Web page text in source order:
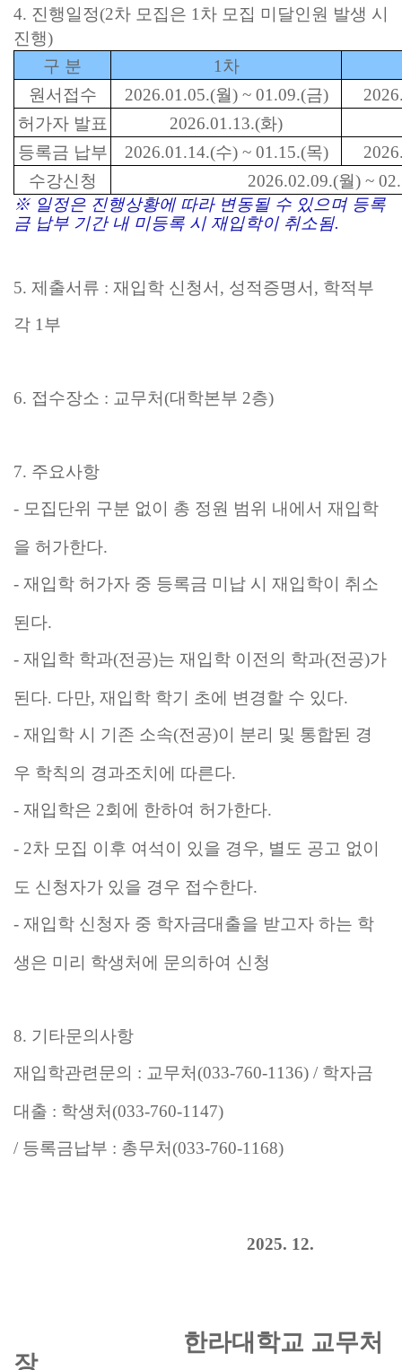
4. 진행일정(2차 모집은 1 차 모집 미달인원 발생 시
진행)
구 분
1 차
원서접수
2026.01.05.(월) ~ 01.09.(금)
허가자 발표
2026.01.13.(화)
등록금 납부
2026.01.14.(수) ~ 01.15.(목)
수강신청
2026.02.09.(월) ~
※ 일정은 진행상황에 따라 변동될 수 있으며 등록
금 납부 기간 내 미등록 시 재입학이 취소됨.
5. 제출서류 : 재입학 신청서 , 성적증명서 , 학적부
각 1 부
6. 접수장소 : 교무처(대학본부 2층)
7. 주요사항
- 모집단위 구분 없이 총 정원 범위 내에서 재입학
을 허가한다.
- 재입학 허가자 중 등록금 미납 시 재입학이 취소
된다.
- 재입학 학과(전공)는 재입학 이전의 학과(전공)가
된다. 다만, 재입학 학기 초에 변경할 수 있다.
- 재입학 시 기존 소속(전공)이 분리 및 통합된 경
우 학칙의 경과조치에 따른다.
- 재입학은 2회에 한하여 허가한다.
- 2차 모집 이후 여석이 있을 경우, 별도 공고 없이
도 신청자가 있을 경우 접수한다.
- 재입학 신청자 중 학자금대출을 받고자 하는 학
생은 미리 학생처에 문의하여 신청
8. 기타문의사항
재입학관련문의 : 교무처(033-760-1136) / 학자금
대출 : 학생처(033-760-1147)
/ 등록금납부 : 총무처(033-760-1168)
2025. 12.
한라대학교 교무처
장